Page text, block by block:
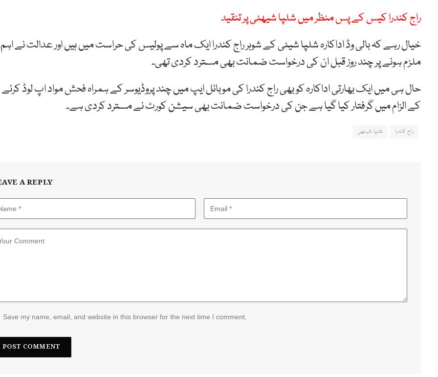
راج کندرا کیس کے پس منظر میں شلپا شیھٹی پر تنقید
خیال رہے کہ بالی وڈ اداکارہ شلپا شیٹی کے شوہر راج کندرا ایک ماہ سے پولیس کی حراست میں ہیں اور عدالت نے اہم
ملزم ہونے پر چند روز قبل ان کی درخواست ضمانت بھی مسترد کردی تھی۔
حال ہی میں ایک بھارتی اداکارہ کو بھی راج کندرا کی موبائل ایپ میں چند پروڈیوسر کے ہمراہ فحش مواد اپ لوڈ کرنے
کے الزام میں گرفتار کیا گیا ہے جن کی درخواست ضمانت بھی سیشن کورٹ نے مسترد کردی ہے۔
راج کندرا شلپا شیٹھی
A REPLY
Save my name, email, and website in this browser for the next time I comment.